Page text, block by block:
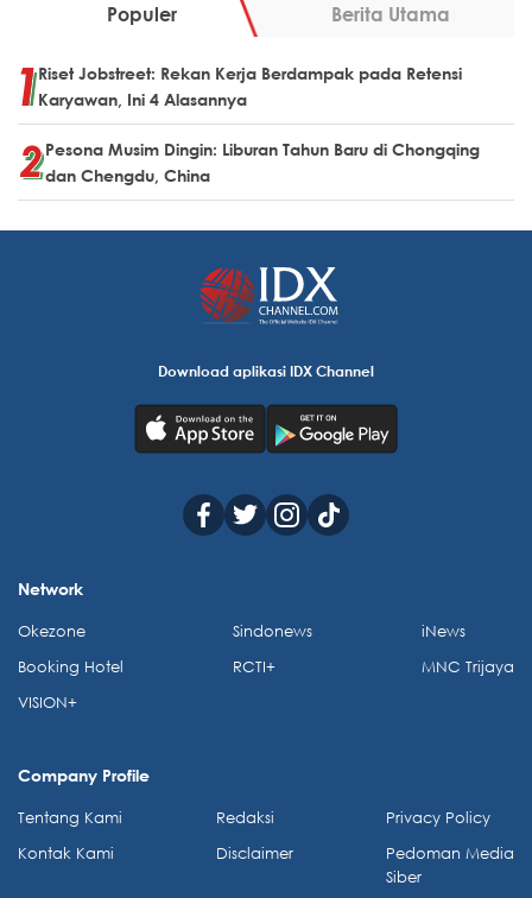
Populer Berita Utama
Riset Jobstreet: Rekan Kerja Berdampak pada Retensi
Karyawan, Ini 4 Alasannya
Pesona Musim Dingin: Liburan Tahun Baru di Chongqing
dan Chengdu, China
Download aplikasi IDX Channel
Network
Okezone
Booking Hotel
VISION+
Sindonews
RCTI+
iNews
MNC Trijaya
Company Profile
Tentang Kami
Kontak Kami
Redaksi
Disclaimer
Privacy Policy
Pedoman Media
Siber